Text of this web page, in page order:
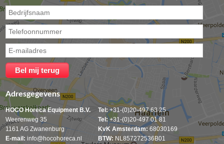
Adresgegevens
HOCO Horeca Equipment B.V.
Weerenweg 35
1161 AG Zwanenburg
E-mail: info@hocohoreca.nl
Tel:+31-(0)20-497 63 25
Tel:+31-(0)20-497 01 81
KvK Amsterdam: 68030169
BTW: NL857272536B01